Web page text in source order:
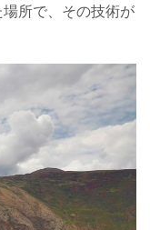
所で、その技術が